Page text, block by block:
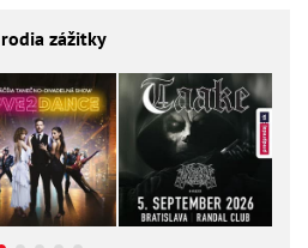
rodia zážitky